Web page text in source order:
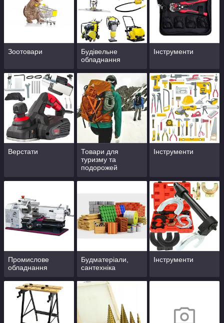
Зоотовари
Будівельне
обладнання
Інструменти
Верстати
Товари для
туризму та
подорожей
Інструменти
Промислове
обладнання
Будматеріали,
сантехніка
Інструменти